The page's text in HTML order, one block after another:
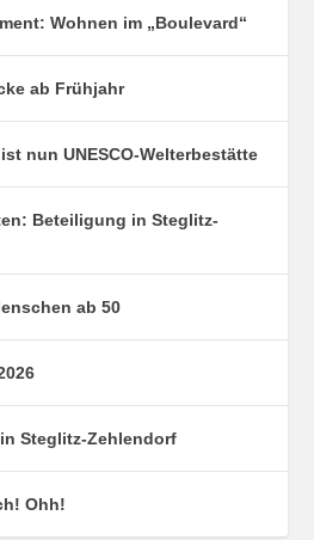
Wohnen im „Boulevard“
ab Frühjahr
nun UNESCO-Welterbestätte
Beteiligung in Steglitz-
ab 50
Steglitz-Zehlendorf
Ohh!